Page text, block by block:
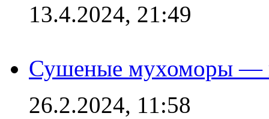
13.4.2024, 21:49
Сушеные мухоморы —
26.2.2024, 11:58